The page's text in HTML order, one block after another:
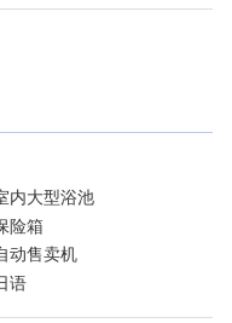
内大型浴池
险箱
动售卖机
语